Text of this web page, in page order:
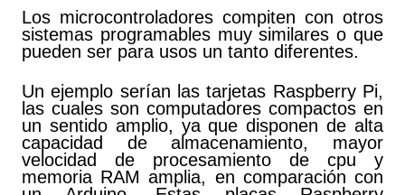
Los microcontroladores compiten con otros
sistemas programables muy similares o que
pueden ser para usos un tanto diferentes.
Un ejemplo serían las tarjetas Raspberry Pi,
las cuales son computadores compactos en
un sentido amplio, ya que disponen de alta
capacidad de almacenamiento, mayor
velocidad de procesamiento de cpu y
memoria RAM amplia, en comparación con